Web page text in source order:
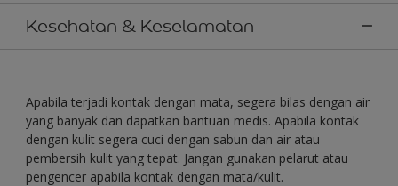
Kesehatan & Keselamatan
Apabila terjadi kontak dengan mata, segera bilas dengan air
yang banyak dan dapatkan bantuan medis. Apabila kontak
dengan kulit segera cuci dengan sabun dan air atau
pembersih kulit yang tepat. Jangan gunakan pelarut atau
pengencer apabila kontak dengan mata/kulit.